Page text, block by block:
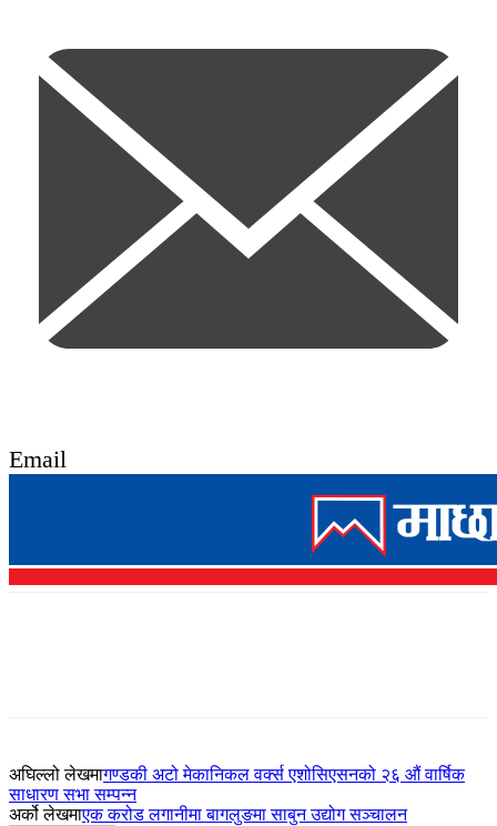
Email
अघिल्लो लेखमागण्डकी अटो मेकानिकल वर्क्स एशोसिएसनको २६ औं वार्षिक
साधारण सभा सम्पन्न
अर्को लेखमाएक करोड लगानीमा बागलुङमा साबुन उद्योग सञ्चालन